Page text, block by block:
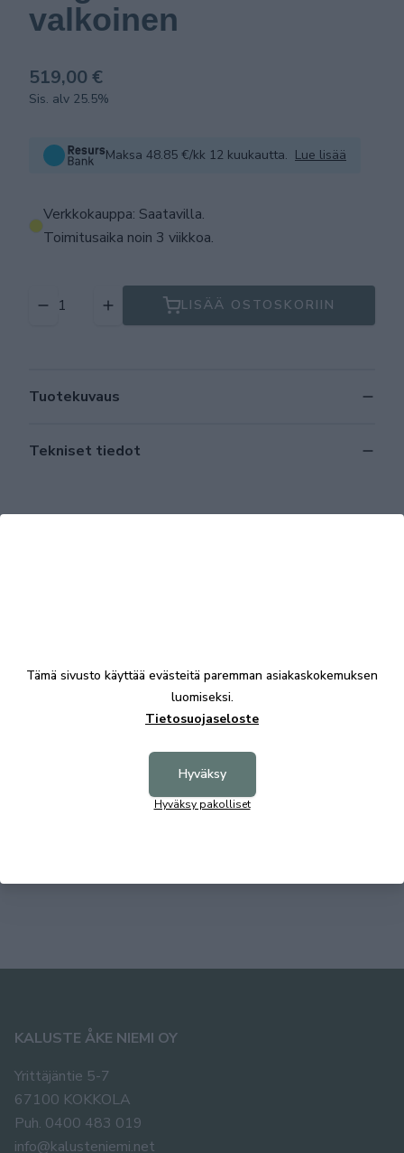
valkoinen
519,00 €
Sis. alv 25.5%
Maksa 48.85 €/kk 12 kuukautta. Lue lisää
Verkkokauppa: Saatavilla.
Toimitusaika noin 3 viikkoa.
LISÄÄ OSTOSKORIIN
Tuotekuvaus
Tekniset tiedot
Taiga 3.8 taso valkoinen
KALUSTE ÅKE NIEMI OY
Yrittäjäntie 5-7
67100 KOKKOLA
Puh. 0400 483 019
info@kalusteniemi.net
Tämä sivusto käyttää evästeitä paremman asiakaskokemuksen
luomiseksi.
Tietosuojaseloste
Hyväksy
Hyväksy pakolliset